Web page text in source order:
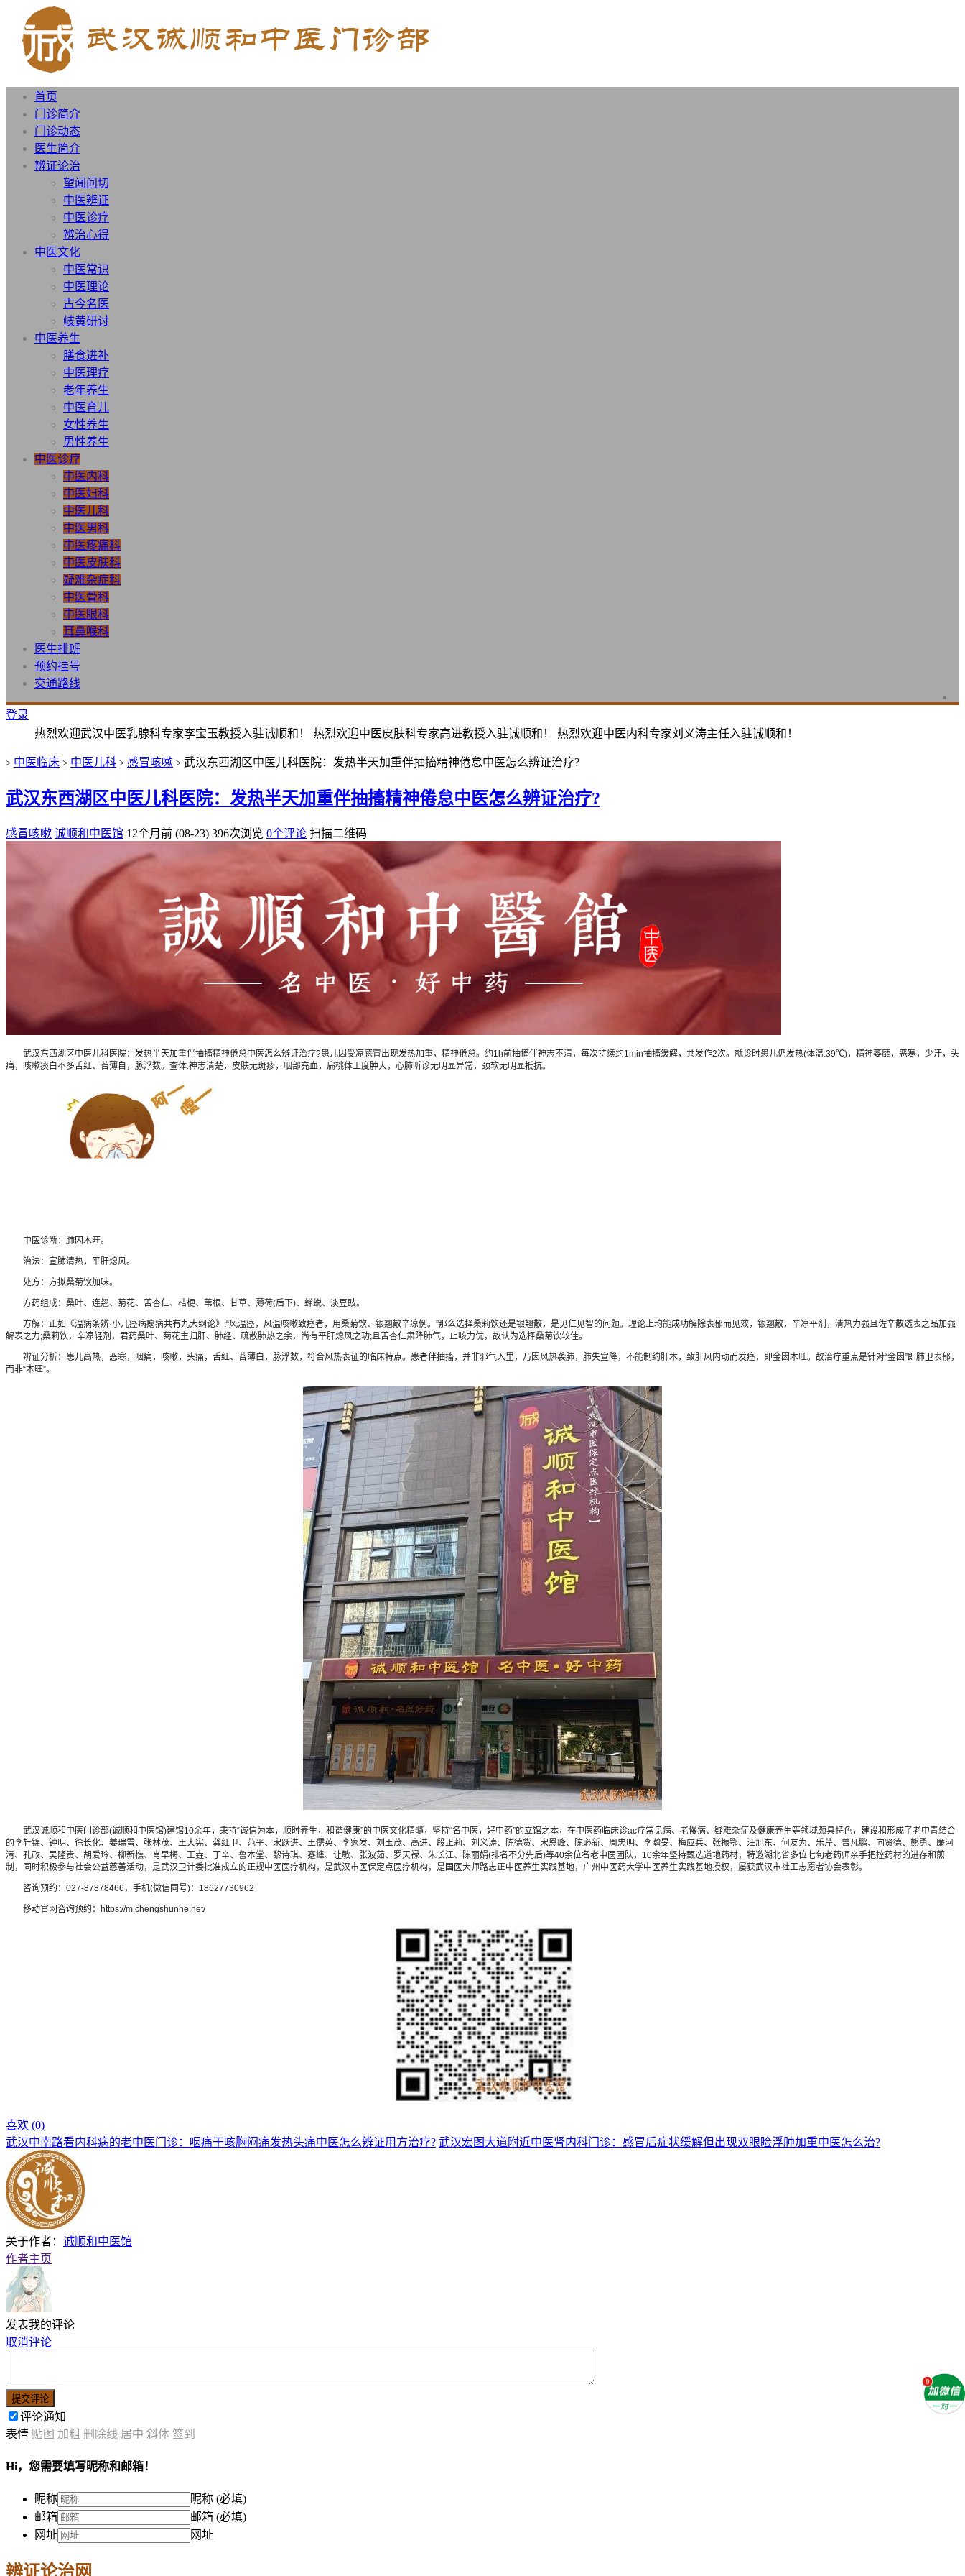
首页
门诊简介
门诊动态
医生简介
辨证论治
望闻问切
中医辨证
中医诊疗
辨治心得
中医文化
中医常识
中医理论
古今名医
岐黄研讨
中医养生
膳食进补
中医理疗
老年养生
中医育儿
女性养生
男性养生
中医诊疗
中医内科
中医妇科
中医儿科
中医男科
中医疼痛科
中医皮肤科
疑难杂症科
中医骨科
中医眼科
耳鼻喉科
医生排班
预约挂号
交通路线
登录
热烈欢迎武汉中医乳腺科专家李宝玉教授入驻诚顺和！ 热烈欢迎中医皮肤科专家高进教授入驻诚顺和！ 热烈欢迎中医内科专家刘义涛主任入驻诚顺和！
> 中医临床 > 中医儿科 > 感冒咳嗽 > 武汉东西湖区中医儿科医院：发热半天加重伴抽搐精神倦怠中医怎么辨证治疗?
武汉东西湖区中医儿科医院：发热半天加重伴抽搐精神倦怠中医怎么辨证治疗?
感冒咳嗽 诚顺和中医馆 12个月前 (08-23) 396次浏览 0个评论 扫描二维码
武汉东西湖区中医儿科医院：发热半天加重伴抽搐精神倦怠中医怎么辨证治疗?患儿因受凉感冒出现发热加重，精神倦怠。约1h前抽搐伴神志不清，每次持续约1min抽搐缓解，共发作2次。就诊时患儿仍发热(体温:39℃)，精神萎靡，恶寒，少汗，头
痛，咳嗽痰白不多舌红、苔薄自，脉浮数。查体:神志清楚，皮肤无斑疹，咽部充血，扁桃体工度肿大，心肺听诊无明显异常，颈软无明显抵抗。
中医诊断：肺囚木旺。
治法：宣肺清热，平肝熄风。
处方：方拟桑菊饮加味。
方药组成：桑叶、连翘、菊花、苦杏仁、桔梗、苇根、甘草、薄荷(后下)、蝉蜕、淡豆豉。
方解：正如《温病条辨·小儿痉病瘪病共有九大纲论》:“风温痉，风温咳嗽致痉者，用桑菊饮、银翘散辛凉例。”那么选择桑莉饮还是银翘散，是见仁见智的问题。理论上均能成功解除表郁而见效，银翘散，辛凉平剂，清热力强且佐辛散透表之品加强
解表之力;桑莉饮，辛凉轻剂，君药桑叶、菊花主归肝、肺经、疏散肺热之余，尚有平肝熄风之功;且苦杏仁肃降肺气，止咳力优，故认为选择桑菊饮较佳。
辨证分析：患儿高热，恶寒，咽痛，咳嗽，头痛，舌红、苔薄白，脉浮数，符合风热表证的临床特点。患者伴抽搐，并非邪气入里，乃因风热袭肺，肺失宣降，不能制约肝木，致肝风内动而发痉，即金因木旺。故治疗重点是针对“金因”即肺卫表郁，
而非“木旺”。
武汉诚顺和中医门诊部(诚顺和中医馆)建馆10余年，秉持“诚信为本，顺时养生，和谐健康”的中医文化精髓，坚持“名中医，好中药”的立馆之本，在中医药临床诊ac疗常见病、老慢病、疑难杂症及健康养生等领域颇具特色，建设和形成了老中青结合
的李轩锦、钟明、徐长化、姜瑞雪、张林茂、王大宪、龚红卫、范平、宋跃进、王儒英、李家发、刘玉茂、高进、段正莉、刘义涛、陈德货、宋恩峰、陈必新、周忠明、李瀚旻、梅应兵、张振鄂、汪旭东、何友为、乐芹、曾凡鹏、向贤德、熊勇、廉河
清、孔政、吴隆贵、胡爱玲、柳新樵、肖早梅、王垚、丁辛、鲁本堂、黎诗琪、蹇峰、让敏、张波茹、罗天禄、朱长江、陈丽娟(排名不分先后)等40余位名老中医团队，10余年坚持甄选道地药材，特邀湖北省多位七旬老药师亲手把控药材的进存和煎
制，同时积极参与社会公益慈善活动，是武汉卫计委批准成立的正规中医医疗机构，是武汉市医保定点医疗机构，是国医大师路志正中医养生实践基地，广州中医药大学中医养生实践基地授权，屡获武汉市社工志愿者协会表彰。
咨询预约：027-87878466，手机(微信同号)：18627730962
移动官网咨询预约：https://m.chengshunhe.net/
喜欢 (0)
武汉中南路看内科病的老中医门诊：咽痛干咳胸闷痛发热头痛中医怎么辨证用方治疗? 武汉宏图大道附近中医肾内科门诊：感冒后症状缓解但出现双眼睑浮肿加重中医怎么治?
关于作者： 诚顺和中医馆
作者主页
发表我的评论
取消评论
提交评论
评论通知
表情 贴图 加粗 删除线 居中 斜体 签到
Hi，您需要填写昵称和邮箱！
昵称
昵称 (必填)
邮箱
邮箱 (必填)
网址
网址
辨证论治网